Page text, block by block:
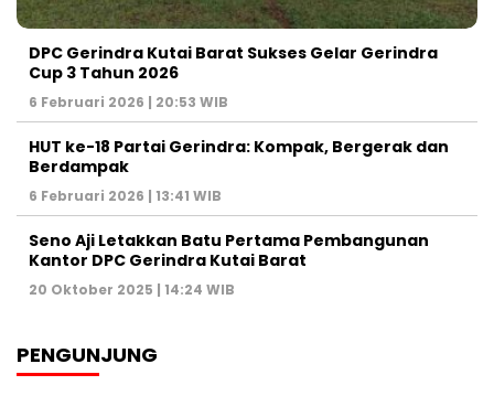
DPC Gerindra Kutai Barat Sukses Gelar Gerindra
Cup 3 Tahun 2026
6 Februari 2026 | 20:53 WIB
HUT ke-18 Partai Gerindra: Kompak, Bergerak dan
Berdampak
6 Februari 2026 | 13:41 WIB
Seno Aji Letakkan Batu Pertama Pembangunan
Kantor DPC Gerindra Kutai Barat
20 Oktober 2025 | 14:24 WIB
PENGUNJUNG